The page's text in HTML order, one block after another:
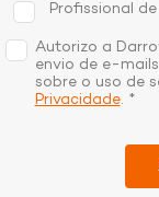
Profissional
Autorizo a
envio de e-
sobre o uso de
Privacidade. *